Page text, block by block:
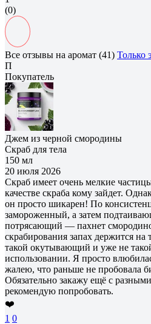
(0)
Все отзывы на аромат (41) Только
П
Покупатель
Джем из черной смородины
Скраб для тела
150 мл
20 июля 2026
Скраб имеет очень мелкие
качестве скраба кому зайдет.
он просто шикарен! По
замороженный, а затем
потрясающий — пахнет
скрабирования запах держится на
такой окутывающий и уже не
использовании. Я просто
жалею, что раньше не пробовала
Обязательно закажу ещё с
рекомендую попробовать.
❤️
1 0